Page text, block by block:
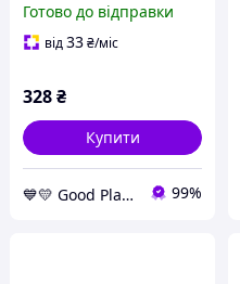
free-shopping-
Готово до відправки
від33₴/міс
328₴
Купити
💙💛 Good Place 99%